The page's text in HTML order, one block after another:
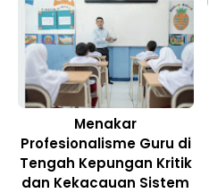
Menakar
Profesionalisme Guru di
Tengah Kepungan Kritik
dan Kekacauan Sistem